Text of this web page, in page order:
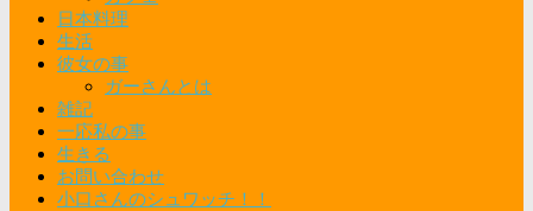
日本料理
生活
彼女の事
ガーさんとは
雑記
一応私の事
生きる
お問い合わせ
小口さんのシュワッチ！！